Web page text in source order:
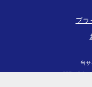
プラ
当
EDINET閲覧(提出)